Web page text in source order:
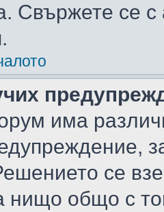
Свържете се
има
се
нищо общо с